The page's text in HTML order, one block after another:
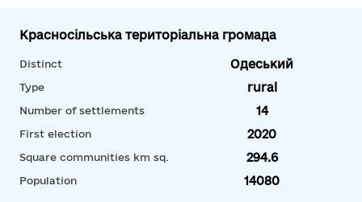
Красносільська територіальна громада
Distinct Одеський
Type rural
Number of settlements 14
First election 2020
Square communities km sq. 294.6
Population 14080